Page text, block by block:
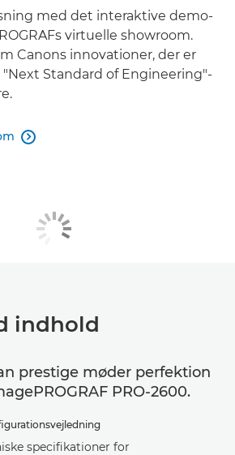
med det interaktive demo-
virtuelle showroom.
Canons innovationer, der er
Standard of Engineering"-

indhold
prestige møder perfektion
PRO-2600.
specifikationer for